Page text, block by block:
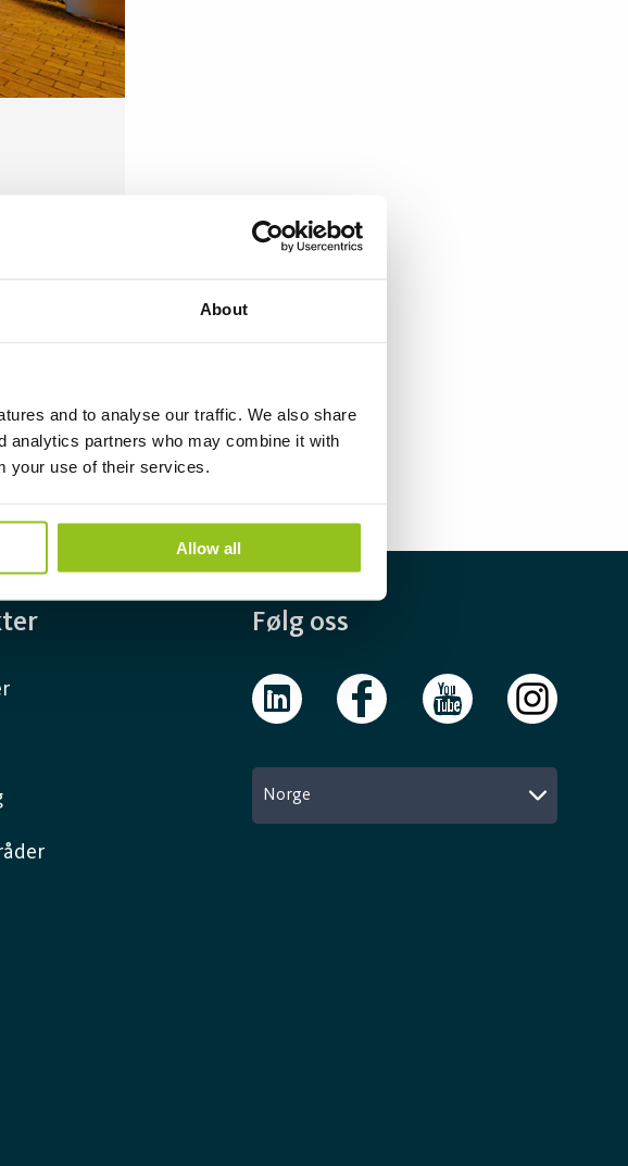
About
and to analyse our traffic. We also share
analytics partners who may combine it with
your use of their services.
Allow all
Følg oss
Norge